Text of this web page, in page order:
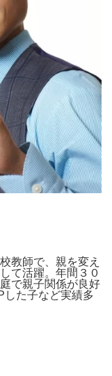
教師で、親を変え
て活躍。年間３０
で親子関係が良好
した子など実績多